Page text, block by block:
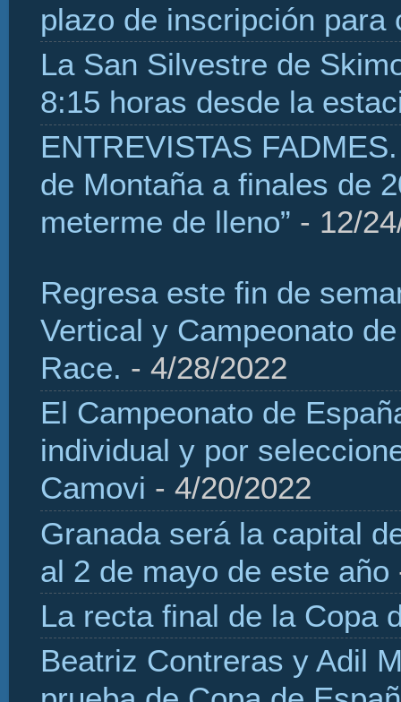
plazo de inscripción para
La San Silvestre de
8:15 horas desde la
ENTREVISTAS
de Montaña a finales de
meterme de lleno” - 12/
Regresa este fin de
Vertical y Campeonato
Race. - 4/28/2022
El Campeonato de
individual y por
Camovi - 4/20/2022
Granada será la capital
al 2 de mayo de este año
La recta final de la Copa
Beatriz Contreras y Adil